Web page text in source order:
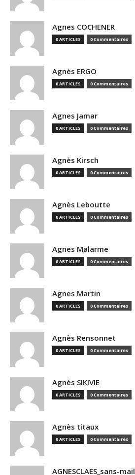
Agnes COCHENER
0 ARTICLES 0 Commentaires
Agnès ERGO
0 ARTICLES 0 Commentaires
Agnes Jamar
0 ARTICLES 0 Commentaires
Agnès Kirsch
0 ARTICLES 0 Commentaires
Agnès Leboutte
0 ARTICLES 0 Commentaires
Agnes Malarme
0 ARTICLES 0 Commentaires
Agnes Martin
0 ARTICLES 0 Commentaires
Agnès Rensonnet
0 ARTICLES 0 Commentaires
Agnès SIKIVIE
0 ARTICLES 0 Commentaires
Agnès titaux
0 ARTICLES 0 Commentaires
AGNESCLAES_sans-mail